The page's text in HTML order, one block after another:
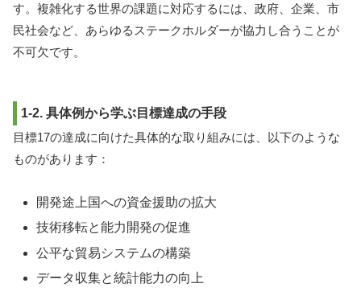
す。複雑化する世界の課題に対応するには、政府、企業、市
民社会など、あらゆるステークホルダーが協力し合うことが
不可欠です。
1-2. 具体例から学ぶ目標達成の手段
目標17の達成に向けた具体的な取り組みには、以下のような
ものがあります：
開発途上国への資金援助の拡大
技術移転と能力開発の促進
公平な貿易システムの構築
データ収集と統計能力の向上